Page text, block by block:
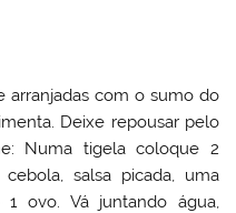
arranjadas com o sumo do
Deixe repousar pelo
Numa tigela coloque 2
salsa picada, uma
ovo. Vá juntando água,